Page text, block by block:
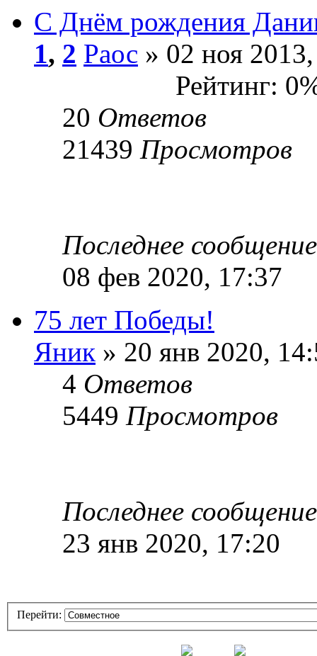
С Днём рождения
1, 2 Раос » 02 ноя
Рейтинг:
20 Ответов
21439 Просмотров
Последнее
08 фев 2020, 17:37
75 лет Победы!
Яник » 20 янв 2020,
4 Ответов
5449 Просмотров
Последнее
23 янв 2020, 17:20
Перейти: